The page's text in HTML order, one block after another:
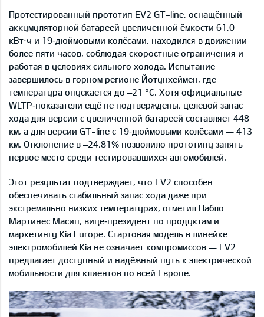
Протестированный прототип EV2 GT-line, оснащённый
аккумуляторной батареей увеличенной ёмкости 61,0
кВт⋅ч и 19‑дюймовыми колёсами, находился в движении
более пяти часов, соблюдая скоростные ограничения и
работая в условиях сильного холода. Испытание
завершилось в горном регионе Йотунхеймен, где
температура опускается до –21 °C. Хотя официальные
WLTP‑показатели ещё не подтверждены, целевой запас
хода для версии с увеличенной батареей составляет 448
км, а для версии GT-line с 19‑дюймовыми колёсами — 413
км. Отклонение в –24,81% позволило прототипу занять
первое место среди тестировавшихся автомобилей.
Этот результат подтверждает, что EV2 способен
обеспечивать стабильный запас хода даже при
экстремально низких температурах, отметил Пабло
Мартинес Масип, вице‑президент по продуктам и
маркетингу Kia Europe. Стартовая модель в линейке
электромобилей Kia не означает компромиссов — EV2
предлагает доступный и надёжный путь к электрической
мобильности для клиентов по всей Европе.